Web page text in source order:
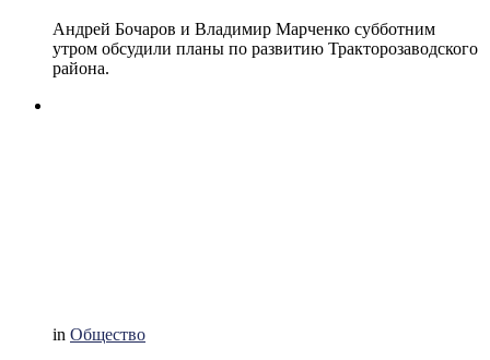
Андрей Бочаров и Владимир Марченко субботним
утром обсудили планы по развитию Тракторозаводского
района.
in Общество